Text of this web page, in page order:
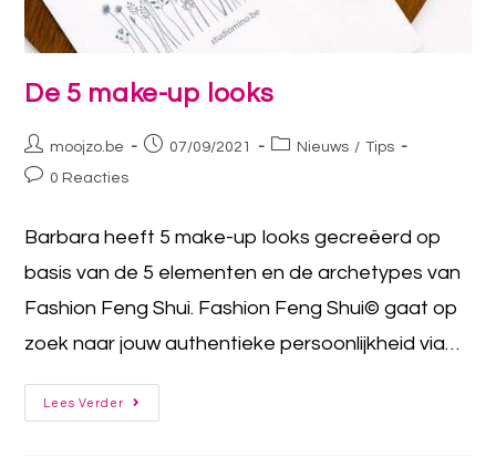
De 5 make-up looks
moojzo.be 07/09/2021 Nieuws / Tips
0 Reacties
Barbara heeft 5 make-up looks gecreëerd op
basis van de 5 elementen en de archetypes van
Fashion Feng Shui. Fashion Feng Shui© gaat op
zoek naar jouw authentieke persoonlijkheid via…
Lees Verder